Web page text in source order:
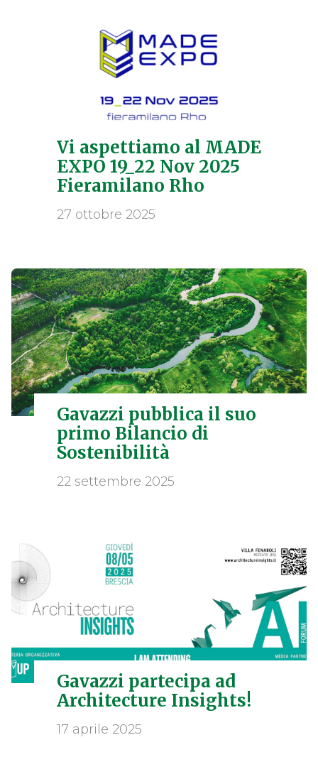
Vi aspettiamo al MADE
EXPO 19_22 Nov 2025
Fieramilano Rho
27 ottobre 2025
Gavazzi pubblica il suo
primo Bilancio di
Sostenibilità
22 settembre 2025
Gavazzi partecipa ad
Architecture Insights!
17 aprile 2025